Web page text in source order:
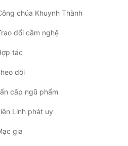
chúa Khuynh Thành
đổi cầm nghệ
tác
dõi
cấp ngũ phẩm
Linh phát uy
gia